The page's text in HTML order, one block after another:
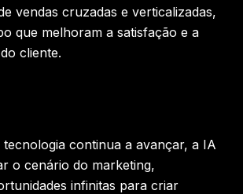
vendas cruzadas e verticalizadas,
que melhoram a satisfação e a
cliente.
tecnologia continua a avançar, a IA
o cenário do marketing,
infinitas para criar